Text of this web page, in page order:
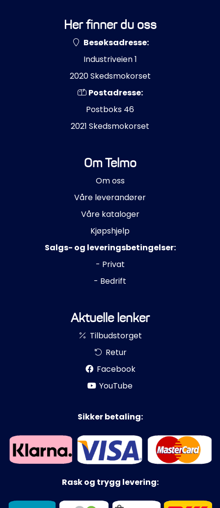
Her finner du oss
Besøksadresse:
Industriveien 1
2020 Skedsmokorset
Postadresse:
Postboks 46
2021 Skedsmokorset
Om Telmo
Om oss
Våre leverandører
Våre kataloger
Kjøpshjelp
Salgs- og leveringsbetingelser:
- Privat
- Bedrift
Aktuelle lenker
Tilbudstorget
Retur
Facebook
YouTube
Sikker betaling:
Rask og trygg levering: